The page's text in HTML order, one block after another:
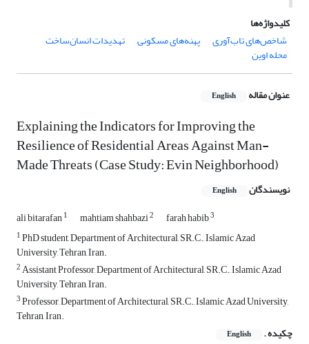
کلیدواژه‌ها
شاخص‌های تاب‌آوری
پهنه‌های مسکونی تهدیدات انسان‌ساخت
محله اوین
عنوان مقاله English
Explaining the Indicators for Improving the
Resilience of Residential Areas Against Man-
Made Threats (Case Study: Evin Neighborhood)
نویسندگان English
ali bitarafan1 mahtiam shahbazi2 farah habib3
1PhD student, Department of Architectural, SR.C., Islamic Azad
University, Tehran, Iran.
2Assistant Professor, Department of Architectural, SR.C., Islamic Azad
University, Tehran, Iran.
3Professor, Department of Architectural, SR.C., Islamic Azad University,
Tehran, Iran.
چکیده .
English